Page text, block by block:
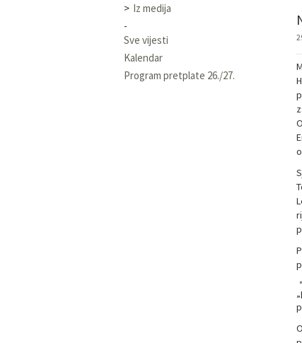
Iz medija
Sve vijesti
Kalendar
Program pretplate 26./27.